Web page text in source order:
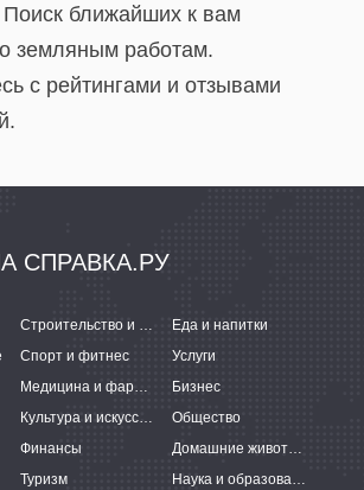
Поиск ближайших к вам
земляным работам.
с рейтингами и отзывами
СПРАВКА.РУ
Строительство и ремонт
Еда и напитки
Спорт и фитнес
Услуги
Медицина и фармацевтика
Бизнес
Культура и искусство
Общество
Финансы
Домашние животные
Туризм Наука и образование